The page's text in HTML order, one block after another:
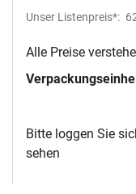
Unser Listenpreis*:
Alle Preise
Bitte loggen Sie
sehen